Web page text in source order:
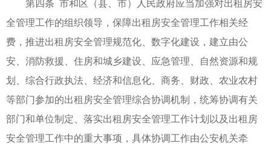
第四条 市和区（县、市）人民政府应当加强对出租房安
全管理工作的组织领导，保障出租房安全管理工作相关经
费，推进出租房安全管理规范化、数字化建设，建立由公
安、消防救援、住房和城乡建设、应急管理、自然资源和规
划、综合行政执法、经济和信息化、商务、财政、农业农村
等部门参加的出租房安全管理综合协调机制，统筹协调有关
部门和单位制定、落实出租房安全管理工作计划以及出租房
安全管理工作中的重大事项，具体协调工作由公安机关牵